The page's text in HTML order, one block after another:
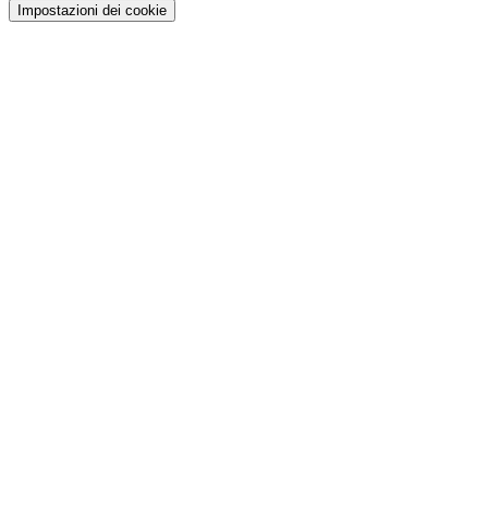
Impostazioni dei cookie